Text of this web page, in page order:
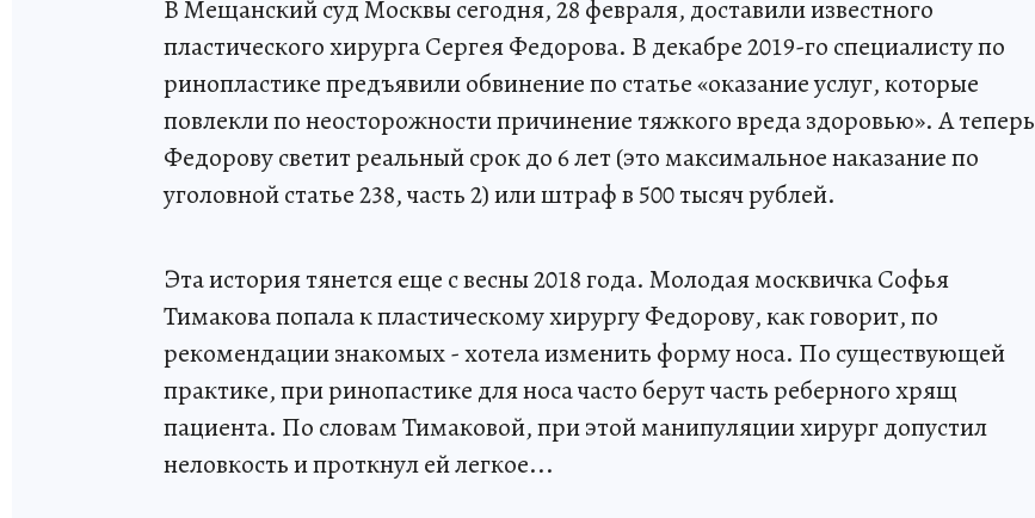
В Мещанский суд Москвы сегодня, 28 февраля, доставили известного
пластического хирурга Сергея Федорова. В декабре 2019-го специалисту по
ринопластике предъявили обвинение по статье «оказание услуг, которые
повлекли по неосторожности причинение тяжкого вреда здоровью». А теперь
Федорову светит реальный срок до 6 лет (это максимальное наказание по
уголовной статье 238, часть 2) или штраф в 500 тысяч рублей.
Эта история тянется еще с весны 2018 года. Молодая москвичка Софья
Тимакова попала к пластическому хирургу Федорову, как говорит, по
рекомендации знакомых - хотела изменить форму носа. По существующей
практике, при ринопастике для носа часто берут часть реберного хрящ
пациента. По словам Тимаковой, при этой манипуляции хирург допустил
неловкость и проткнул ей легкое...